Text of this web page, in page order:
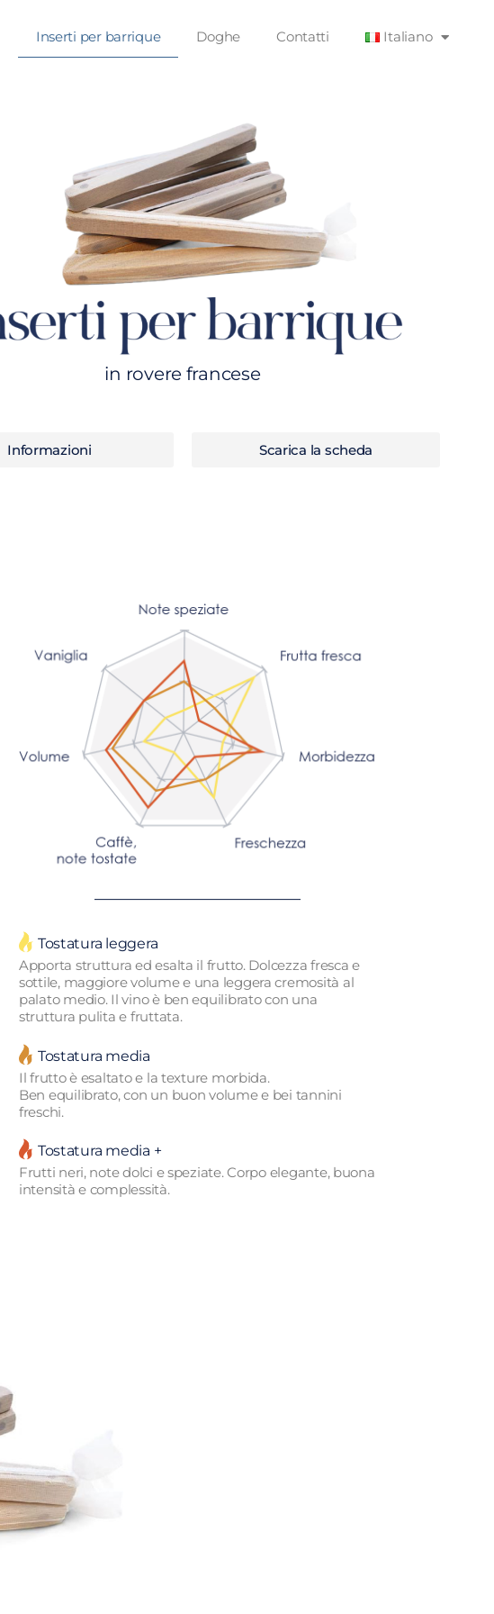
Inserti per barrique Doghe Contatti Italiano
in rovere francese
Informazioni Scarica la scheda
Tostatura leggera
Apporta struttura ed esalta il frutto. Dolcezza fresca e
sottile, maggiore volume e una leggera cremosità al
palato medio. Il vino è ben equilibrato con una
struttura pulita e fruttata.
Tostatura media
Il frutto è esaltato e la texture morbida.
Ben equilibrato, con un buon volume e bei tannini
freschi.
Tostatura media +
Frutti neri, note dolci e speziate. Corpo elegante, buona
intensità e complessità.